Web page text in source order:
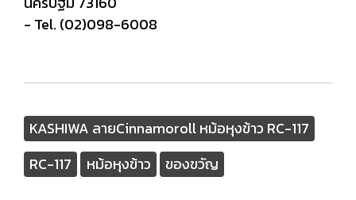
- Tel. (02)098-6008
KASHIWA ลายCinnamoroll หม้อหุงข้าว RC-117
RC-117
หม้อหุงข้าว ของขวัญ